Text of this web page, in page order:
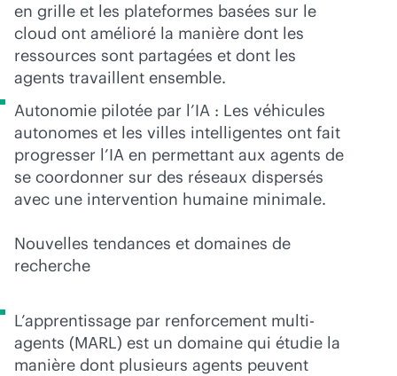
en grille et les plateformes basées sur le
cloud ont amélioré la manière dont les
ressources sont partagées et dont les
agents travaillent ensemble.
Autonomie pilotée par l’IA : Les véhicules
autonomes et les villes intelligentes ont fait
progresser l’IA en permettant aux agents de
se coordonner sur des réseaux dispersés
avec une intervention humaine minimale.
Nouvelles tendances et domaines de
recherche
L’apprentissage par renforcement multi-
agents (MARL) est un domaine qui étudie la
manière dont plusieurs agents peuvent